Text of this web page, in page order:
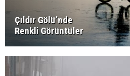
Çıldır Gölü’nde
Renkli Görüntüler